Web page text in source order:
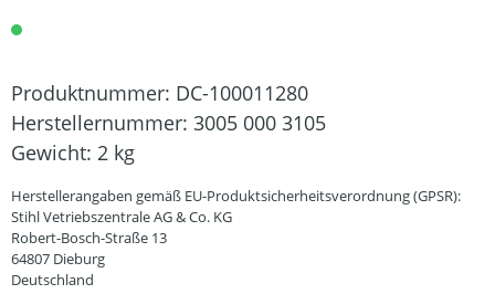
Produktnummer: DC-100011280
Herstellernummer: 3005 000 3105
Gewicht: 2 kg
Herstellerangaben gemäß EU-Produktsicherheitsverordnung (GPSR):
Stihl Vetriebszentrale AG & Co. KG
Robert-Bosch-Straße 13
64807 Dieburg
Deutschland